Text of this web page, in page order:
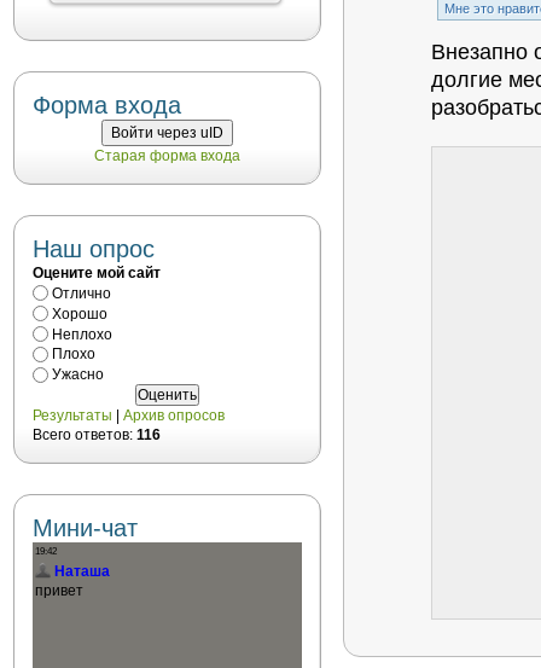
Mне это
Внезапно
долгие
Форма входа
Войти через uID
Старая форма входа
Наш опрос
Оцените мой сайт
Отлично
Хорошо
Неплохо
Плохо
Ужасно
Результаты
Архив опросов
Всего ответов: 116
Мини-чат